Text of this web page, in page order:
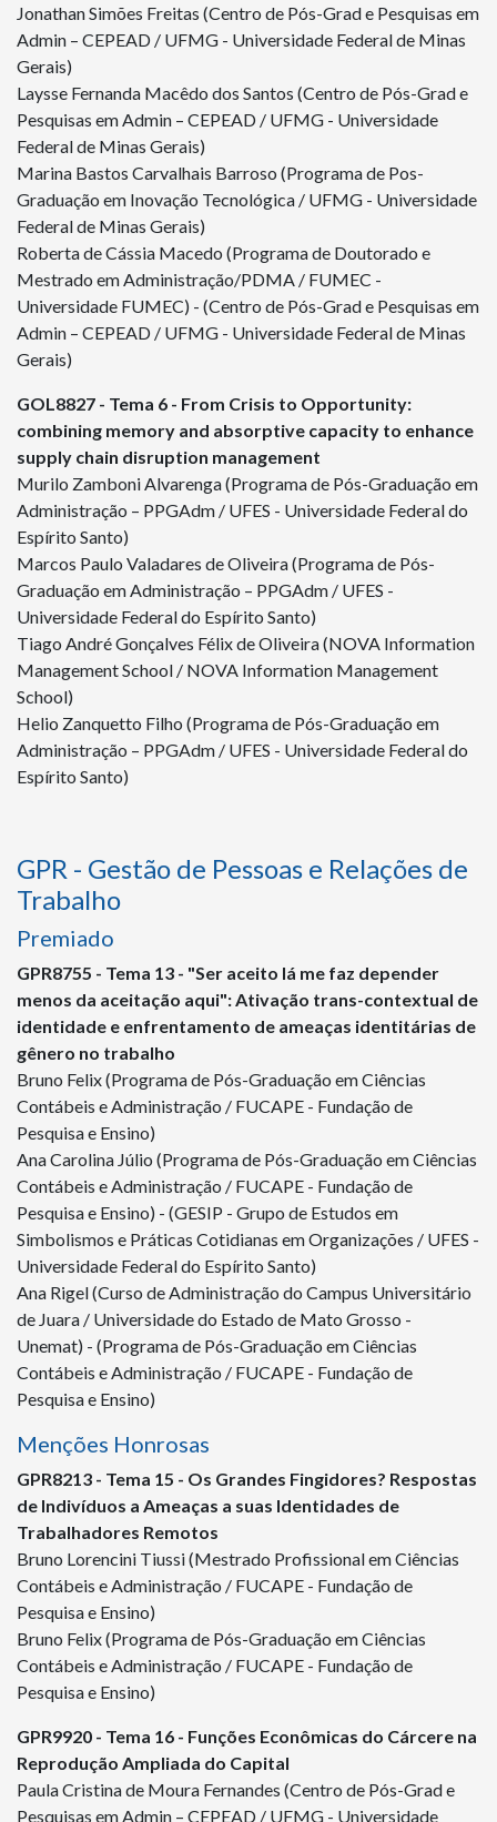
Jonathan Simões Freitas (Centro de Pós-Grad e Pesquisas em
Admin – CEPEAD / UFMG - Universidade Federal de Minas
Gerais)
Laysse Fernanda Macêdo dos Santos (Centro de Pós-Grad e
Pesquisas em Admin – CEPEAD / UFMG - Universidade
Federal de Minas Gerais)
Marina Bastos Carvalhais Barroso (Programa de Pos-
Graduação em Inovação Tecnológica / UFMG - Universidade
Federal de Minas Gerais)
Roberta de Cássia Macedo (Programa de Doutorado e
Mestrado em Administração/PDMA / FUMEC -
Universidade FUMEC) - (Centro de Pós-Grad e Pesquisas em
Admin – CEPEAD / UFMG - Universidade Federal de Minas
Gerais)
GOL8827 - Tema 6 - From Crisis to Opportunity:
combining memory and absorptive capacity to enhance
supply chain disruption management
Murilo Zamboni Alvarenga (Programa de Pós-Graduação em
Administração – PPGAdm / UFES - Universidade Federal do
Espírito Santo)
Marcos Paulo Valadares de Oliveira (Programa de Pós-
Graduação em Administração – PPGAdm / UFES -
Universidade Federal do Espírito Santo)
Tiago André Gonçalves Félix de Oliveira (NOVA Information
Management School / NOVA Information Management
School)
Helio Zanquetto Filho (Programa de Pós-Graduação em
Administração – PPGAdm / UFES - Universidade Federal do
Espírito Santo)
GPR - Gestão de Pessoas e Relações de
Trabalho
Premiado
GPR8755 - Tema 13 - "Ser aceito lá me faz depender
menos da aceitação aqui": Ativação trans-contextual de
identidade e enfrentamento de ameaças identitárias de
gênero no trabalho
Bruno Felix (Programa de Pós-Graduação em Ciências
Contábeis e Administração / FUCAPE - Fundação de
Pesquisa e Ensino)
Ana Carolina Júlio (Programa de Pós-Graduação em Ciências
Contábeis e Administração / FUCAPE - Fundação de
Pesquisa e Ensino) - (GESIP - Grupo de Estudos em
Simbolismos e Práticas Cotidianas em Organizações / UFES -
Universidade Federal do Espírito Santo)
Ana Rigel (Curso de Administração do Campus Universitário
de Juara / Universidade do Estado de Mato Grosso -
Unemat) - (Programa de Pós-Graduação em Ciências
Contábeis e Administração / FUCAPE - Fundação de
Pesquisa e Ensino)
Menções Honrosas
GPR8213 - Tema 15 - Os Grandes Fingidores? Respostas
de Indivíduos a Ameaças a suas Identidades de
Trabalhadores Remotos
Bruno Lorencini Tiussi (Mestrado Profissional em Ciências
Contábeis e Administração / FUCAPE - Fundação de
Pesquisa e Ensino)
Bruno Felix (Programa de Pós-Graduação em Ciências
Contábeis e Administração / FUCAPE - Fundação de
Pesquisa e Ensino)
GPR9920 - Tema 16 - Funções Econômicas do Cárcere na
Reprodução Ampliada do Capital
Paula Cristina de Moura Fernandes (Centro de Pós-Grad e
Pesquisas em Admin – CEPEAD / UFMG - Universidade